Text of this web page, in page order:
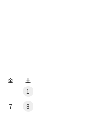
金 土
1
7
8